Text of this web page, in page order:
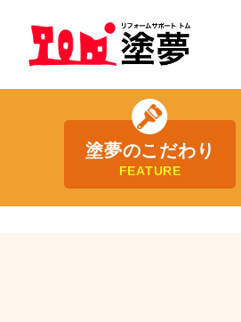
塗夢のこだわり
FEATURE